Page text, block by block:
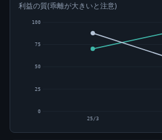
利益の質(乖離が大きいと注意)
0
25
50
75
100
25/3